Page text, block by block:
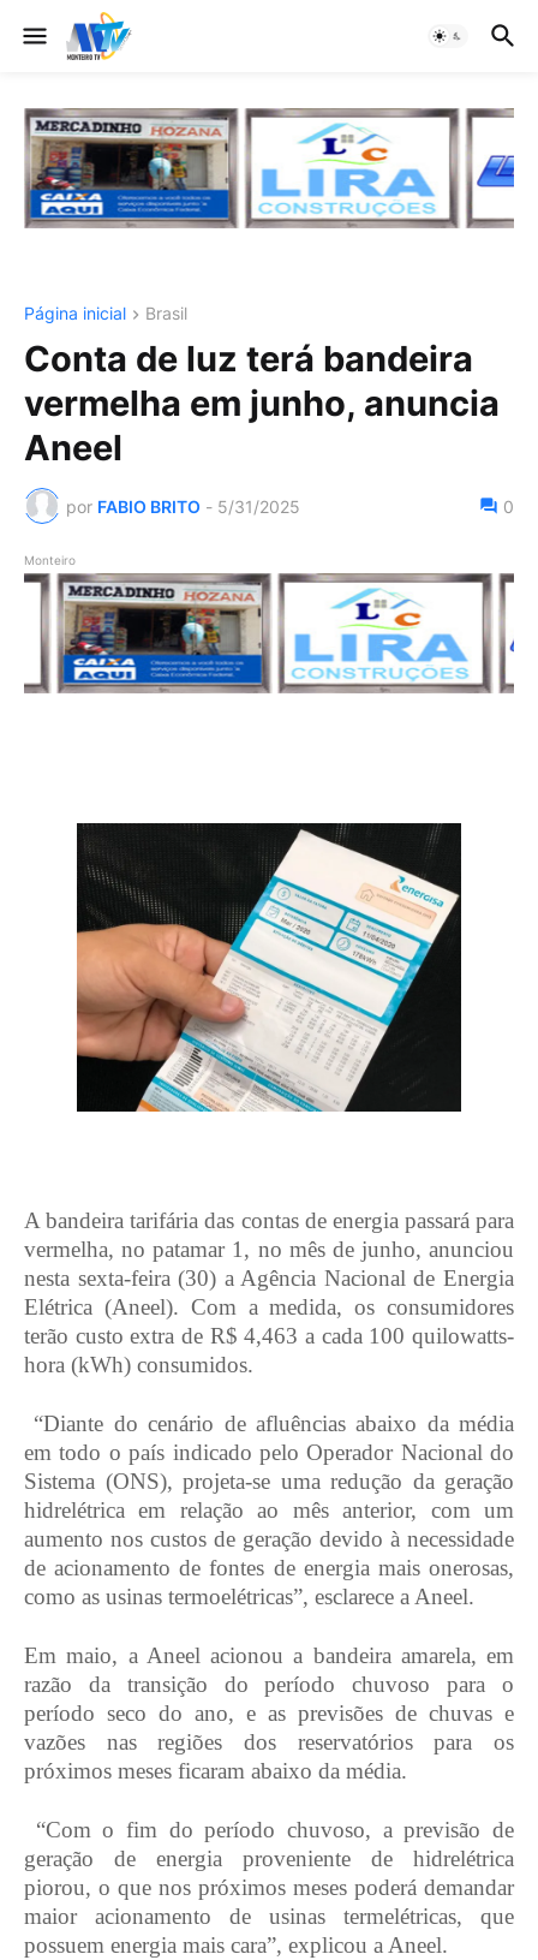
Página inicial Brasil
Conta de luz terá bandeira
vermelha em junho, anuncia
Aneel
por FABIO BRITO - 5/31/2025 0
Monteiro
A bandeira tarifária das contas de energia passará para
vermelha, no patamar 1, no mês de junho, anunciou
nesta sexta-feira (30) a Agência Nacional de Energia
Elétrica (Aneel). Com a medida, os consumidores
terão custo extra de R$ 4,463 a cada 100 quilowatts-
hora (kWh) consumidos.
“Diante do cenário de afluências abaixo da média
em todo o país indicado pelo Operador Nacional do
Sistema (ONS), projeta-se uma redução da geração
hidrelétrica em relação ao mês anterior, com um
aumento nos custos de geração devido à necessidade
de acionamento de fontes de energia mais onerosas,
como as usinas termoelétricas”, esclarece a Aneel.
Em maio, a Aneel acionou a bandeira amarela, em
razão da transição do período chuvoso para o
período seco do ano, e as previsões de chuvas e
vazões nas regiões dos reservatórios para os
próximos meses ficaram abaixo da média.
“Com o fim do período chuvoso, a previsão de
geração de energia proveniente de hidrelétrica
piorou, o que nos próximos meses poderá demandar
maior acionamento de usinas termelétricas, que
possuem energia mais cara”, explicou a Aneel.